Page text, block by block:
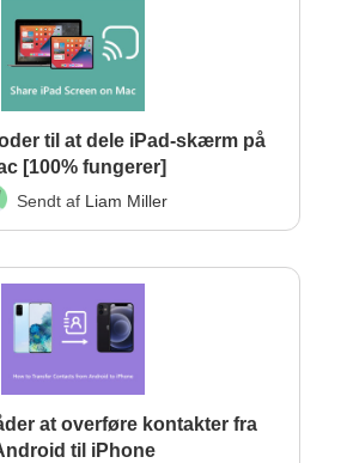
til at dele iPad-skærm på
[100% fungerer]
Sendt af Liam Miller
at overføre kontakter fra
til iPhone